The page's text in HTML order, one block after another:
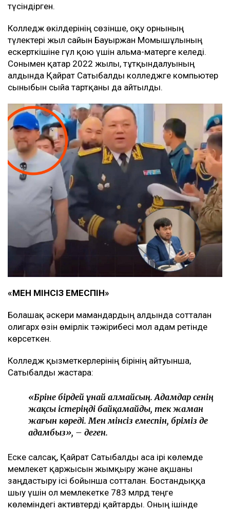
түсіндірген.
Колледж өкілдерінің сөзінше, оқу орнының
түлектері жыл сайын Бауыржан Момышұлының
ескерткішіне гүл қою үшін альма-матерге келеді.
Сонымен қатар 2022 жылы, тұтқындалуының
алдында Қайрат Сатыбалды колледжге компьютер
сыныбын сыйға тартқаны да айтылды.
«МЕН МІНСІЗ ЕМЕСПІН»
Болашақ әскери мамандардың алдында сотталған
олигарх өзін өмірлік тәжірибесі мол адам ретінде
көрсеткен.
Колледж қызметкерлерінің бірінің айтуынша,
Сатыбалды жастарға:
«Бәріне бірдей ұнай алмайсың. Адамдар сенің
жақсы істеріңді байқамайды, тек жаман
жағын көреді. Мен мінсіз емеспін, бәріміз де
адамбыз», – деген.
Еске салсақ, Қайрат Сатыбалды аса ірі көлемде
мемлекет қаржысын жымқыру және ақшаны
заңдастыру ісі бойынша сотталған. Бостандыққа
шығу үшін ол мемлекетке 783 млрд теңге
көлеміндегі активтерді қайтарды. Оның ішінде